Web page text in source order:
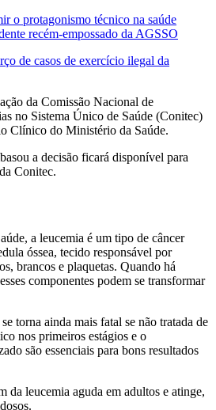
o protagonismo técnico na saúde
recém-empossado da AGSSO
de casos de exercício ilegal da
da Comissão Nacional de
no Sistema Único de Saúde (Conitec)
Clínico do Ministério da Saúde.
a decisão ficará disponível para
Conitec.
a leucemia é um tipo de câncer
óssea, tecido responsável por
brancos e plaquetas. Quando há
componentes podem se transformar
torna ainda mais fatal se não tratada de
nos primeiros estágios e o
são essenciais para bons resultados
da leucemia aguda em adultos e atinge,